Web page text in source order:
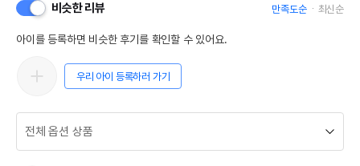
비슷한 리뷰 만족도순 최신순
아이를 등록하면 비슷한 후기를 확인할 수 있어요.
우리 아이 등록하러 가기